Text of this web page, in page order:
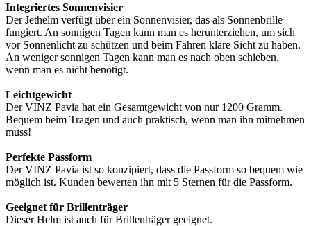
Integriertes Sonnenvisier
Der Jethelm verfügt über ein Sonnenvisier, das als Sonnenbrille
fungiert. An sonnigen Tagen kann man es herunterziehen, um sich
vor Sonnenlicht zu schützen und beim Fahren klare Sicht zu haben.
An weniger sonnigen Tagen kann man es nach oben schieben,
wenn man es nicht benötigt.
Leichtgewicht
Der VINZ Pavia hat ein Gesamtgewicht von nur 1200 Gramm.
Bequem beim Tragen und auch praktisch, wenn man ihn mitnehmen
muss!
Perfekte Passform
Der VINZ Pavia ist so konzipiert, dass die Passform so bequem wie
möglich ist. Kunden bewerten ihn mit 5 Sternen für die Passform.
Geeignet für Brillenträger
Dieser Helm ist auch für Brillenträger geeignet.